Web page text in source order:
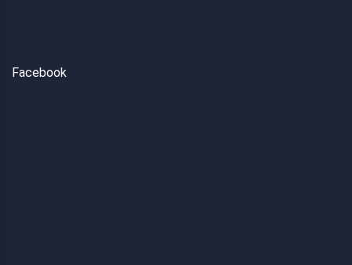
Facebook